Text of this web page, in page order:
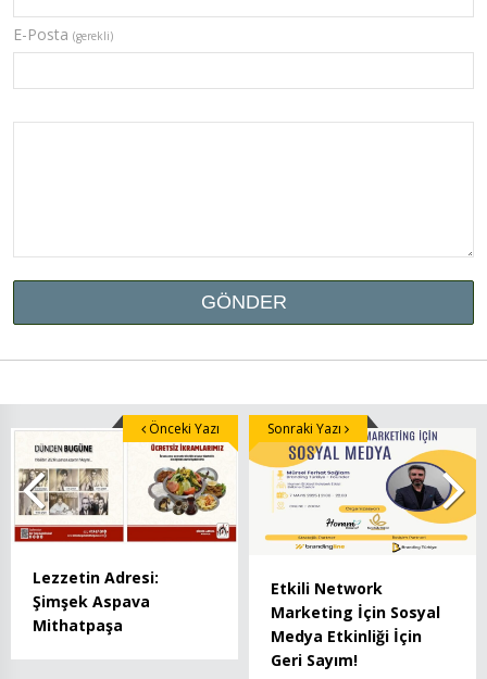
E-Posta (gerekli)
Lezzetin Adresi:
Şimşek Aspava
Mithatpaşa
Önceki Yazı
Etkili Network
Marketing İçin Sosyal
Medya Etkinliği İçin
Geri Sayım!
Sonraki Yazı